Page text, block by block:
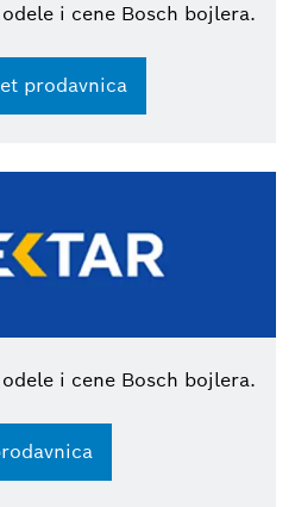
i cene Bosch bojlera.
prodavnica
i cene Bosch bojlera.